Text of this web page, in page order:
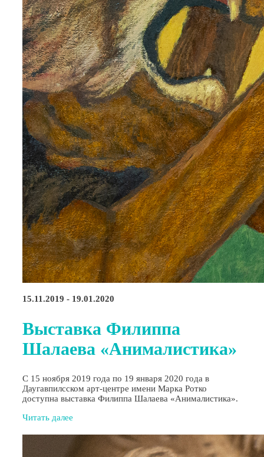
15.11.2019 - 19.01.2020
Выставка Филиппа
Шалаева «Анималистика»
С 15 ноября 2019 года по 19 января 2020 года в
Даугавпилсском арт-центре имени Марка Ротко
доступна выставка Филиппа Шалаева «Анималистика».
Читать далее